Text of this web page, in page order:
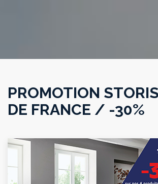
PROMOTION
DE FRANCE / -30%